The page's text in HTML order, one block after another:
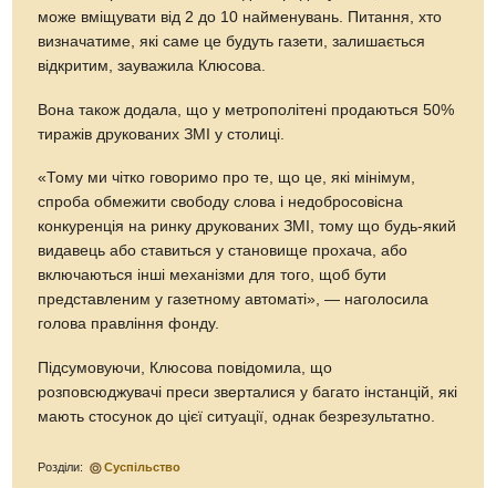
може вміщувати від 2 до 10 найменувань. Питання, хто
визначатиме, які саме це будуть газети, залишається
відкритим, зауважила Клюсова.
Вона також додала, що у метрополітені продаються 50%
тиражів друкованих ЗМІ у столиці.
«Тому ми чітко говоримо про те, що це, які мінімум,
спроба обмежити свободу слова і недобросовісна
конкуренція на ринку друкованих ЗМІ, тому що будь-який
видавець або ставиться у становище прохача, або
включаються інші механізми для того, щоб бути
представленим у газетному автоматі», — наголосила
голова правління фонду.
Підсумовуючи, Клюсова повідомила, що
розповсюджувачі преси зверталися у багато інстанцій, які
мають стосунок до цієї ситуації, однак безрезультатно.
Розділи: Суспільство